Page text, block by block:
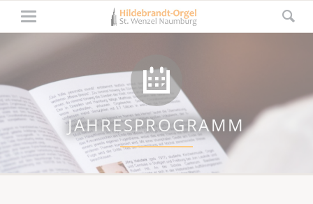
JAHRESPROGRAMM